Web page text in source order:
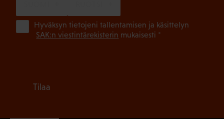
Hyväksyn tietojeni tallentamisen ja käsittelyn
SAK:n viestintärekisterin mukaisesti *
Tilaa